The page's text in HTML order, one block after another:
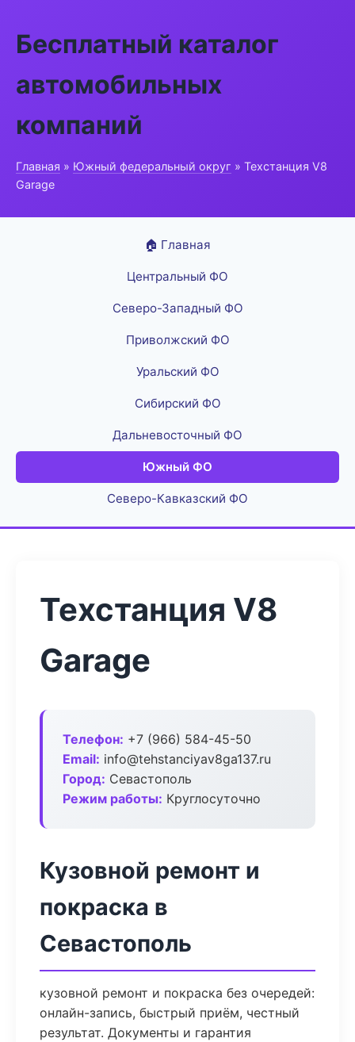
Бесплатный каталог
автомобильных
компаний
Главная » Южный федеральный округ » Техстанция V8
Garage
🏠 Главная
Центральный ФО
Северо-Западный ФО
Приволжский ФО
Уральский ФО
Сибирский ФО
Дальневосточный ФО
Южный ФО
Северо-Кавказский ФО
Техстанция V8
Garage
Телефон: +7 (966) 584-45-50
Email: info@tehstanciyav8ga137.ru
Город: Севастополь
Режим работы: Круглосуточно
Кузовной ремонт и
покраска в
Севастополь
кузовной ремонт и покраска без очередей:
онлайн-запись, быстрый приём, честный
результат. Документы и гарантия